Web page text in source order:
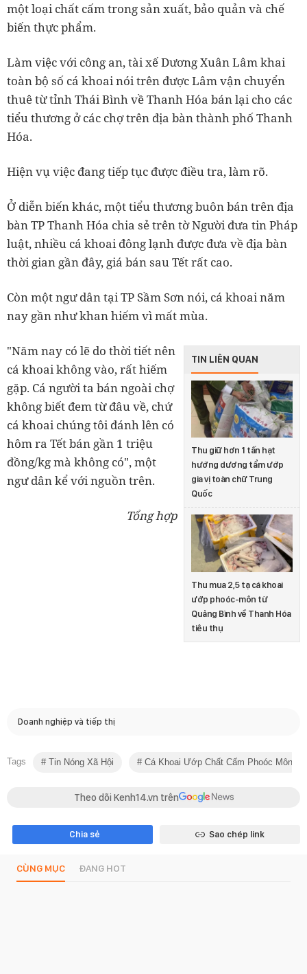
một loại chất cấm trong sản xuất, bảo quản và chế
biến thực phẩm.
Làm việc với công an, tài xế Dương Xuân Lâm khai
toàn bộ số cá khoai nói trên được Lâm vận chuyển
thuê từ tỉnh Thái Bình về Thanh Hóa bán lại cho các
tiểu thương ở các chợ trên địa bàn thành phố Thanh
Hóa.
Hiện vụ việc đang tiếp tục được điều tra, làm rõ.
Ở diễn biến khác, một tiểu thương buôn bán trên địa
bàn TP Thanh Hóa chia sẻ trên tờ Người đưa tin Pháp
luật, nhiều cá khoai đông lạnh được đưa về địa bàn
thời gian gần đây, giá bán sau Tết rất cao.
Còn một ngư dân tại TP Sầm Sơn nói, cá khoai năm
nay gần như khan hiếm vì mất mùa.
TIN LIÊN QUAN
Thu giữ hơn 1 tấn hạt
hướng dương tẩm ướp
gia vị toàn chữ Trung
Quốc
Thu mua 2,5 tạ cá khoai
ướp phoóc-môn từ
Quảng Bình về Thanh Hóa
tiêu thụ
"Năm nay có lẽ do thời tiết nên
cá khoai không vào, rất hiếm
gặp. Cá người ta bán ngoài chợ
không biết đem từ đâu về, chứ
cá khoai chúng tôi đánh lên có
hôm ra Tết bán gần 1 triệu
đồng/kg mà không có", một
ngư dân kể với nguồn trên.
Tổng hợp
Doanh nghiệp và tiếp thị
Tags Tin Nóng Xã Hội Cá Khoai Ướp Chất Cấm Phoóc Môn
Theo dõi Kenh14.vn trên
Chia sẻ Sao chép link
CÙNG MỤC ĐANG HOT